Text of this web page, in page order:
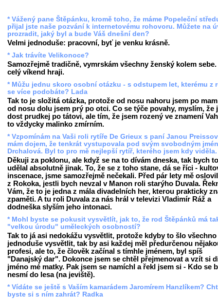
* Vážený pane Štěpánku, kromě toho, že máme Popeleční
přijal jste naše pozvání k internetovému rohovoru. Můžete na
prozradit, jaký byl a bude Váš dnešní den?
Velmi jednoduše: pracovní, byť je venku krásně.
* Jak trávíte Velikonoce?
Samozřejmě tradičně, vymrskám všechny ženský kolem
celý víkend hraji.
* Můžu jednu skoro osobní otázku - s odstupem let, kterému z
se více podobáte? Lada
Tak to je složitá otázka, protože od nosu nahoru jsem po
od nosu dolu jsem prý po otci. Co se týče povahy, myslím, že
dost prudkej po tátovi, ale tím, že jsem rozený ve znamení
to vždycky malinko zmírním.
* Vzpomínám na Vaši roli rytíře De Grieux s paní Janou
mám dojem, že tenkrát vystupovala pod svým svobodným
Drchalová. Byl to pro mě nejlepší rytíř, kterého jsem kdy viděla.
Děkuji za poklonu, ale když se na to dívám dneska, tak bych to
udělal absolutně jinak. To, že se z toho stane, dá se říci -
inscenace, jsme samozřejmě nečekali. Před pár lety mě
z Rokoka, jestli bych nevzal v Manon roli starýho Duvala.
Vám, že to je jedna z mála divadelních her, kterou prakticky
zpaměti. A tu roli Duvala za nás hrál v televizi Vladimír Ráž a
dodneška slyším jeho intonaci.
* Mohl byste se pokusit vysvětlít, jak to, že rod Štěpánků má
"velkou úrodu" uměleckých osobností?
Tak to já asi nedokážu vysvětlit, protože kdyby to šlo všechno
jednoduše vysvětlit, tak by asi každej měl předurčenou
profesi, ale to, že člověk začínal s tímhle jménem, byl spíš
"Danajský dar". Dokonce jsem se chtěl přejmenovat a vzít si
jméno mé matky. Pak jsem se namíchl a řekl jsem si - Kdo se
nesmí do lesa (na jeviště).
* Vídáte se ještě s Vaším kamarádem Jaromírem Hanzlíkem?
byste si s ním zahrát? Radka